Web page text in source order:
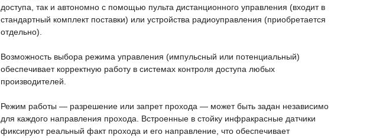
доступа, так и автономно с помощью пульта дистанционного управления (входит в
стандартный комплект поставки) или устройства радиоуправления (приобретается
отдельно).
Возможность выбора режима управления (импульсный или потенциальный)
обеспечивает корректную работу в системах контроля доступа любых
производителей.
Режим работы — разрешение или запрет прохода — может быть задан независимо
для каждого направления прохода. Встроенные в стойку инфракрасные датчики
фиксируют реальный факт прохода и его направление, что обеспечивает